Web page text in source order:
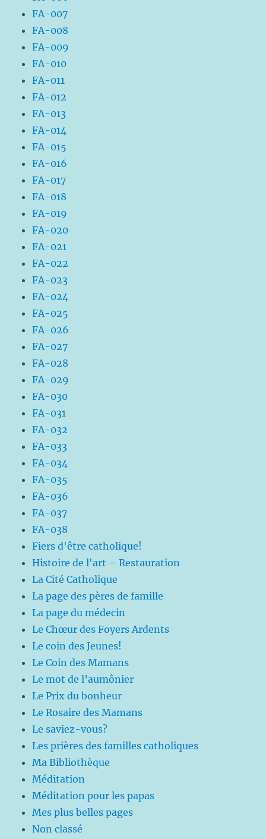
FA-007
FA-008
FA-009
FA-010
FA-011
FA-012
FA-013
FA-014
FA-015
FA-016
FA-017
FA-018
FA-019
FA-020
FA-021
FA-022
FA-023
FA-024
FA-025
FA-026
FA-027
FA-028
FA-029
FA-030
FA-031
FA-032
FA-033
FA-034
FA-035
FA-036
FA-037
FA-038
Fiers d'être catholique!
Histoire de l'art – Restauration
La Cité Catholique
La page des pères de famille
La page du médecin
Le Chœur des Foyers Ardents
Le coin des Jeunes!
Le Coin des Mamans
Le mot de l’aumônier
Le Prix du bonheur
Le Rosaire des Mamans
Le saviez-vous?
Les prières des familles catholiques
Ma Bibliothèque
Méditation
Méditation pour les papas
Mes plus belles pages
Non classé